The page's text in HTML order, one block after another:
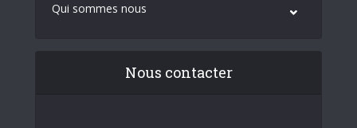
Qui sommes nous
Nous contacter